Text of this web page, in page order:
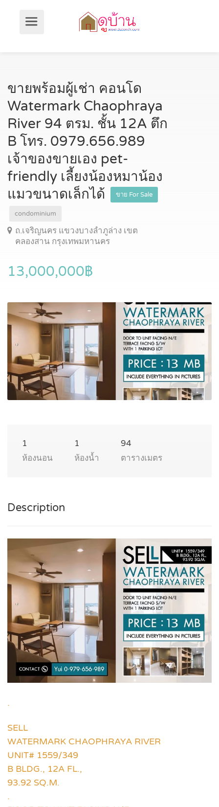
ขายพร้อมผู้เช่า คอนโด
Watermark Chaophraya
River 94 ตรม. ชั้น 12A ตึก
B โทร. 0979.656.989
เจ้าของขายเอง pet-
friendly เลี้ยงน้องหมาน้อง
แมวขนาดเล็กได้
ขาย For Sale
condominium
ถ.เจริญนคร แขวงบางลำภูล่าง เขต
คลองสาน กรุงเทพมหานคร
13,000,000฿
1
ห้องนอน
1
ห้องน้ำ
94
ตารางเมตร
Description
.
SELL
WATERMARK CHAOPHRAYA RIVER
UNIT# 1559/349
B BLDG., 12A FL.,
93.92 SQ.M.
.